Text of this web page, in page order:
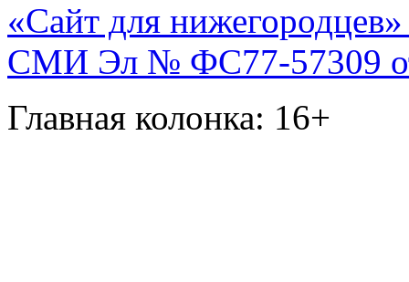
«Сайт для нижегородцев»
СМИ Эл № ФС77-57309
Главная колонка: 16+